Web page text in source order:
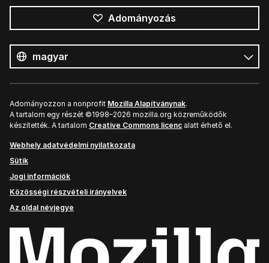
Adományozás
nyelv
Nyelv
Adományozzon a nonprofit Mozilla Alapítványnak.
A tartalom egy részét ©1998–2026 mozilla.org közreműködők
készítették. A tartalom Creative Commons licenc alatt érhető el.
Webhely adatvédelmi nyilatkozata
Sütik
Jogi információk
Közösségi részvételi irányelvek
Az oldal névjegye